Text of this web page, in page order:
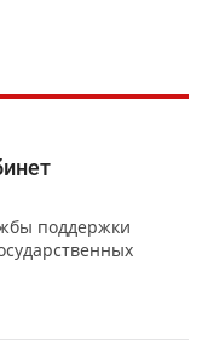
поддержки